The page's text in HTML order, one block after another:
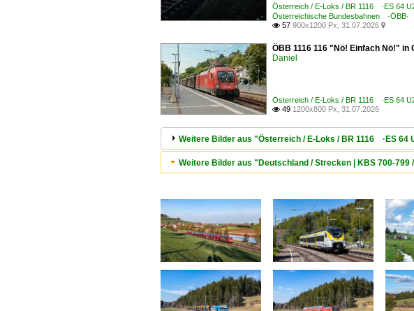
Österreich / E-Loks / BR 1116 ·ES 64
Österreichische Bundesbahnen ·ÖBB·
 57 900x1200 Px, 31.07.2026 
ÖBB 1116 116 "Nö! Einfach Nö!" in
Daniel
Österreich / E-Loks / BR 1116 ·ES 64
 49 1200x800 Px, 31.07.2026
Weitere Bilder aus "Österreich / E-Loks / BR 1116 ·ES 64
Weitere Bilder aus "Deutschland / Strecken | KBS 700-